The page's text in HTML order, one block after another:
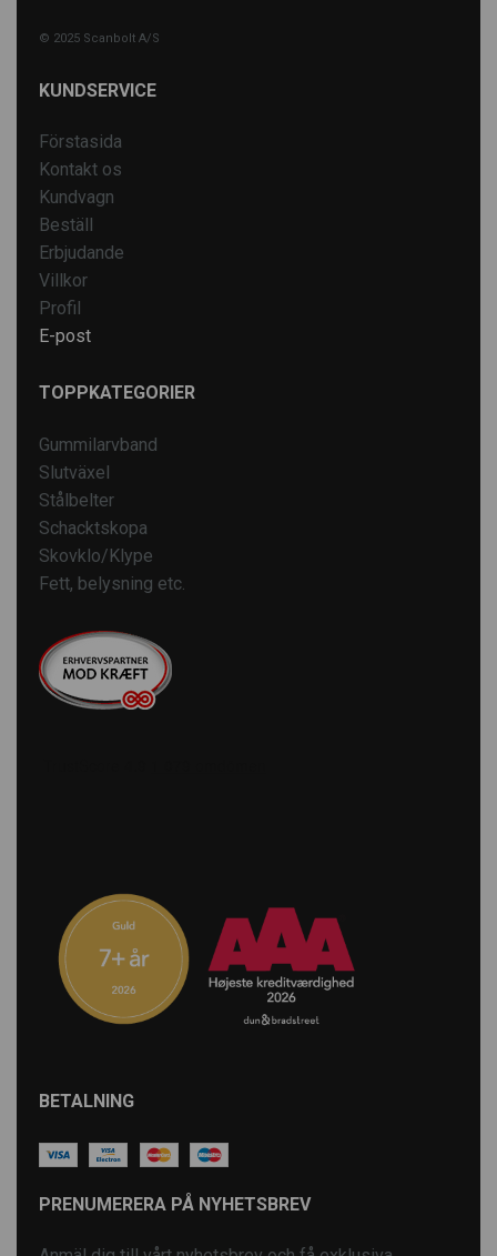
© 2025 Scanbolt A/S
KUNDSERVICE
Förstasida
Kontakt os
Kundvagn
Beställ
Erbjudande
Villkor
Profil
E-post
TOPPKATEGORIER
Gummilarvband
Slutväxel
Stålbelter
Schacktskopa
Skovklo/Klype
Fett, belysning etc.
BETALNING
PRENUMERERA PÅ NYHETSBREV